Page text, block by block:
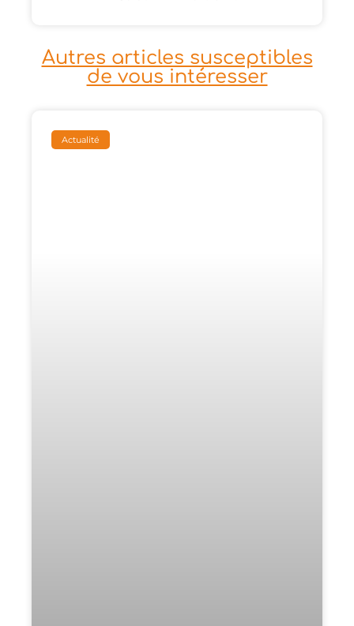
Autres articles susceptibles
de vous intéresser
Actualité